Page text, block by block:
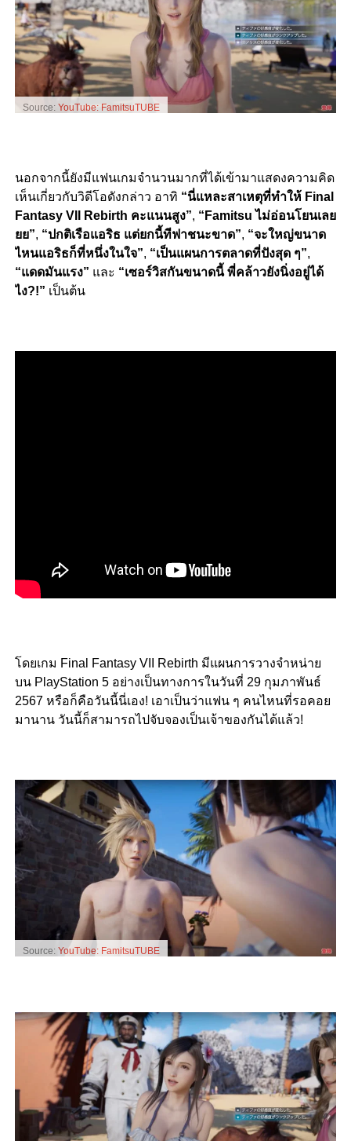
Source: YouTube: FamitsuTUBE
นอกจากนี้ยังมีแฟนเกมจำนวนมากที่ได้เข้ามาแสดงความคิด
เห็นเกี่ยวกับวิดีโอดังกล่าว อาทิ “นี่แหละสาเหตุที่ทำให้ Final
Fantasy VII Rebirth คะแนนสูง”, “Famitsu ไม่อ่อนโยนเลย
ยย”, “ปกติเรือแอริธ แต่ยกนี้ทีฟาชนะขาด”, “จะใหญ่ขนาด
ไหนแอริธก็ที่หนึ่งในใจ”, “เป็นแผนการตลาดที่ปังสุด ๆ”,
“แดดมันแรง” และ “เซอร์วิสกันขนาดนี้ พี่คล้าวยังนิ่งอยู่ได้
ไง?!” เป็นต้น
โดยเกม Final Fantasy VII Rebirth มีแผนการวางจำหน่าย
บน PlayStation 5 อย่างเป็นทางการในวันที่ 29 กุมภาพันธ์
2567 หรือก็คือวันนี้นี่เอง! เอาเป็นว่าแฟน ๆ คนไหนที่รอคอย
มานาน วันนี้ก็สามารถไปจับจองเป็นเจ้าของกันได้แล้ว!
Source: YouTube: FamitsuTUBE